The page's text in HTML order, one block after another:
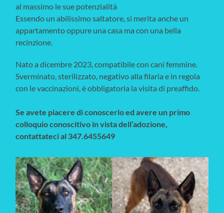
al massimo le sue potenzialità
Essendo un abilissimo saltatore, si merita anche un
appartamento oppure una casa ma con una bella
recinzione.
Nato a dicembre 2023, compatibile con cani femmine.
Sverminato, sterilizzato, negativo alla filaria e in regola
con le vaccinazioni, è obbligatoria la visita di preaffido.
Se avete piacere di conoscerlo ed avere un primo
colloquio conoscitivo in vista dell’adozione,
contattateci al 347.6455649